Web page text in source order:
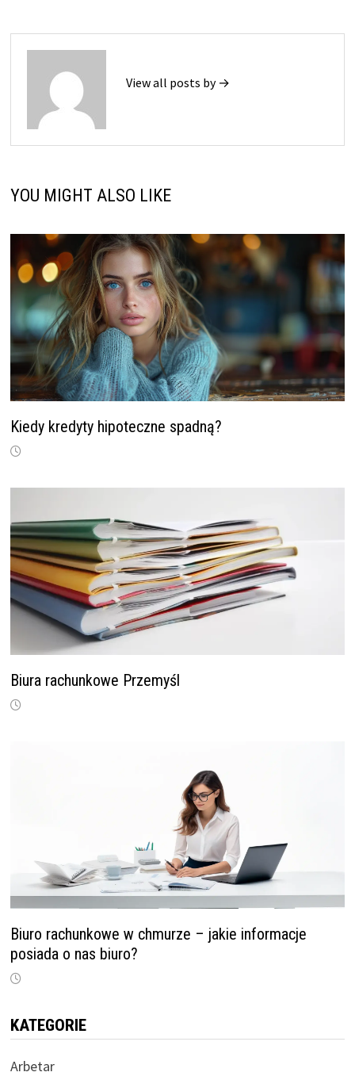
View all posts by →
YOU MIGHT ALSO LIKE
Kiedy kredyty hipoteczne spadną?
Biura rachunkowe Przemyśl
Biuro rachunkowe w chmurze – jakie informacje
posiada o nas biuro?
KATEGORIE
Arbetar